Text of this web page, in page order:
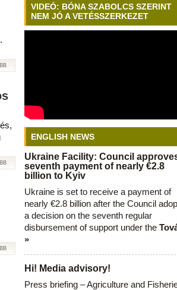
VIDEÓ: BÓNA SZABOLCS SZERINT
NEM JÓ A VETÉSSZERKEZET
ENGLISH NEWS
Ukraine Facility: Council
seventh payment of nearly €2.8
billion to Kyiv
Ukraine is set to receive a payment of
nearly €2.8 billion after the Council
a decision on the seventh regular
disbursement of support under the
»
Hi! Media advisory!
Press briefing – Agriculture and